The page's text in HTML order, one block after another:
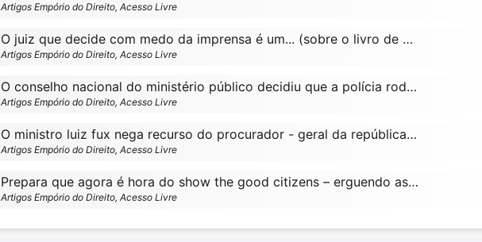
Artigos Empório do Direito, Acesso Livre
O juiz que decide com medo da imprensa é um... (sobre o livro de alexandre bizzotto)
Artigos Empório do Direito, Acesso Livre
O conselho nacional do ministério público decidiu que a polícia rodoviária federal pode lavrar o termo circunstanciado
Artigos Empório do Direito, Acesso Livre
O ministro luiz fux nega recurso do procurador - geral da república contra a decisão que anulou o processo da operação satiagraha
Artigos Empório do Direito, Acesso Livre
Prepara que agora é hora do show the good citizens – erguendo as mãos e dando glória ao populismo penal
Artigos Empório do Direito, Acesso Livre